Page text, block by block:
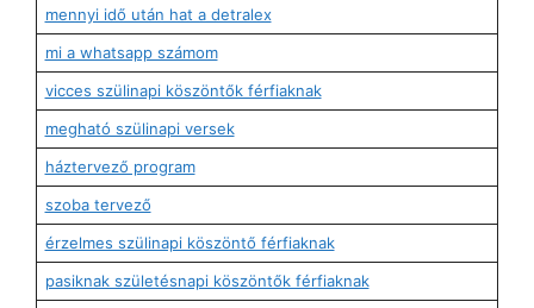
mennyi idő után hat a detralex
mi a whatsapp számom
vicces szülinapi köszöntők férfiaknak
megható szülinapi versek
háztervező program
szoba tervező
érzelmes szülinapi köszöntő férfiaknak
pasiknak születésnapi köszöntők férfiaknak